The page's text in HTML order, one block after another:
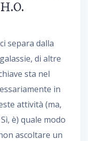
separa dalla
di altre
sta nel
in
attività (ma,
è) quale modo
ascoltare un